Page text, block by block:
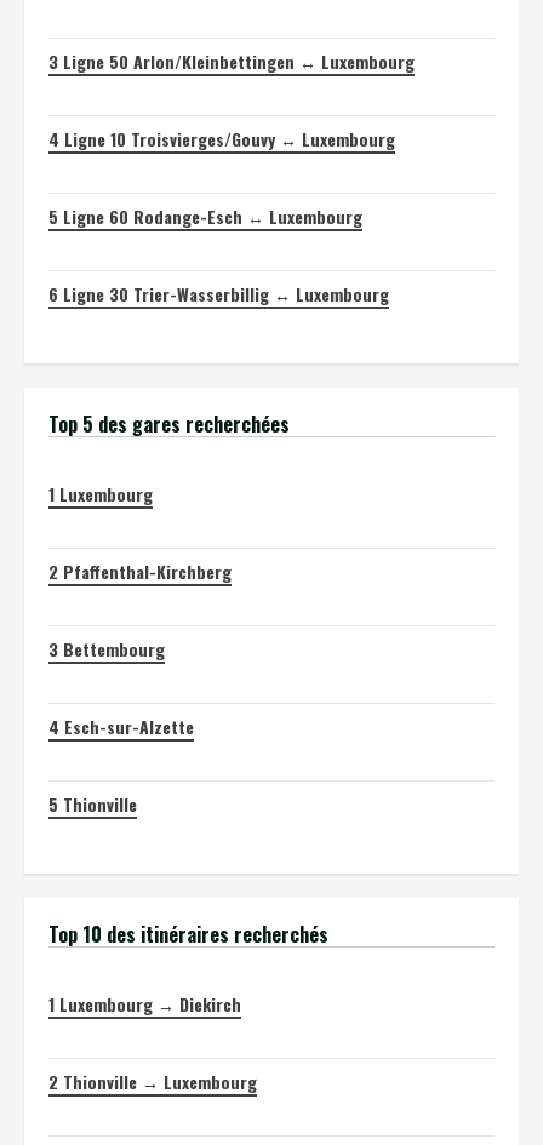
3 Ligne 50 Arlon/Kleinbettingen ↔ Luxembourg
4 Ligne 10 Troisvierges/Gouvy ↔ Luxembourg
5 Ligne 60 Rodange-Esch ↔ Luxembourg
6 Ligne 30 Trier-Wasserbillig ↔ Luxembourg
Top 5 des gares recherchées
1 Luxembourg
2 Pfaffenthal-Kirchberg
3 Bettembourg
4 Esch-sur-Alzette
5 Thionville
Top 10 des itinéraires recherchés
1 Luxembourg → Diekirch
2 Thionville → Luxembourg